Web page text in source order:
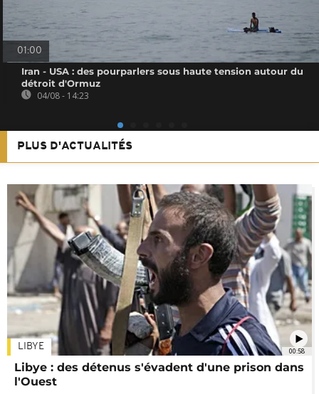
01:00
Iran - USA : des pourparlers sous haute tension autour du
détroit d'Ormuz
04/08 - 14:23
PLUS D'ACTUALITÉS
00:58
LIBYE
Libye : des détenus s'évadent d'une prison dans
l'Ouest